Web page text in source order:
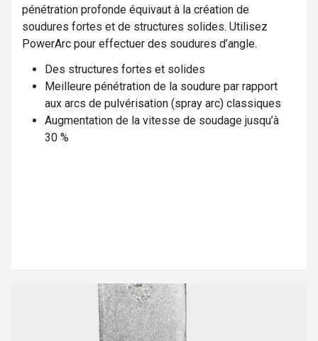
pénétration profonde équivaut à la création de
soudures fortes et de structures solides. Utilisez
PowerArc pour effectuer des soudures d’angle.
Des structures fortes et solides
Meilleure pénétration de la soudure par rapport
aux arcs de pulvérisation (spray arc) classiques
Augmentation de la vitesse de soudage jusqu’à
30 %